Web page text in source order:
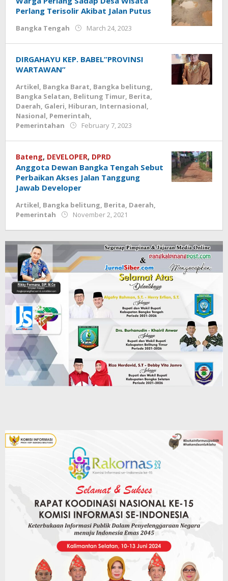
Perlang Terisolir Akibat Jalan Putus
Bangka Tengah March 24, 2023
DIRGAHAYU KEP. BABEL”PROVINSI
WARTAWAN”
Artikel, Bangka Barat, Bangka belitung,
Bangka Selatan, Belitung Timur, Berita,
Daerah, Galeri, Hiburan, Internasional,
Nasional, Pemerintah,
Pemerintahan
February 7, 2023
Bateng, DEVELOPER, DPRD
Anggota Dewan Bangka Tengah Sebut
Perbaikan Akses Jalan Tanggung
Jawab Developer
Artikel, Bangka belitung, Berita, Daerah,
Pemerintah
November 2, 2021